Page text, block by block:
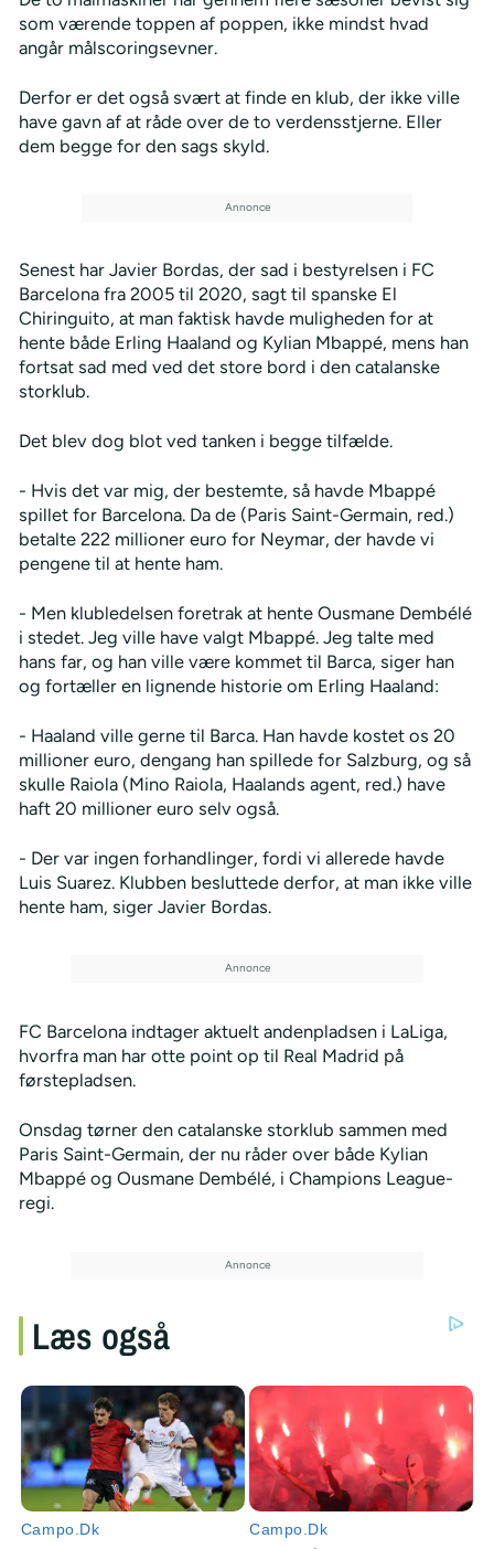
som værende toppen af poppen, ikke mindst hvad
angår målscoringsevner.
Derfor er det også svært at finde en klub, der ikke ville
have gavn af at råde over de to verdensstjerne. Eller
dem begge for den sags skyld.
Senest har Javier Bordas, der sad i bestyrelsen i FC
Barcelona fra 2005 til 2020, sagt til spanske El
Chiringuito, at man faktisk havde muligheden for at
hente både Erling Haaland og Kylian Mbappé, mens han
fortsat sad med ved det store bord i den catalanske
storklub.
Det blev dog blot ved tanken i begge tilfælde.
- Hvis det var mig, der bestemte, så havde Mbappé
spillet for Barcelona. Da de (Paris Saint-Germain, red.)
betalte 222 millioner euro for Neymar, der havde vi
pengene til at hente ham.
- Men klubledelsen foretrak at hente Ousmane Dembélé
i stedet. Jeg ville have valgt Mbappé. Jeg talte med
hans far, og han ville være kommet til Barca, siger han
og fortæller en lignende historie om Erling Haaland:
- Haaland ville gerne til Barca. Han havde kostet os 20
millioner euro, dengang han spillede for Salzburg, og så
skulle Raiola (Mino Raiola, Haalands agent, red.) have
haft 20 millioner euro selv også.
- Der var ingen forhandlinger, fordi vi allerede havde
Luis Suarez. Klubben besluttede derfor, at man ikke ville
hente ham, siger Javier Bordas.
FC Barcelona indtager aktuelt andenpladsen i LaLiga,
hvorfra man har otte point op til Real Madrid på
førstepladsen.
Onsdag tørner den catalanske storklub sammen med
Paris Saint-Germain, der nu råder over både Kylian
Mbappé og Ousmane Dembélé, i Champions League-
regi.